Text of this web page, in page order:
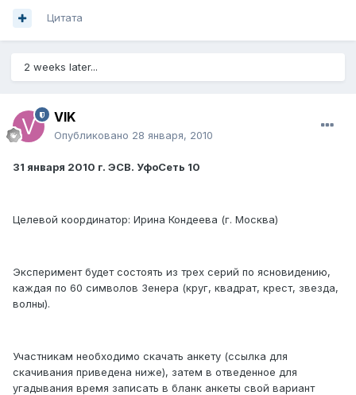
Цитата
2 weeks later...
VIK
Опубликовано 28 января, 2010
31 января 2010 г. ЭСВ. УфоСеть 10
Целевой координатор: Ирина Кондеева (г. Москва)
Эксперимент будет состоять из трех серий по ясновидению,
каждая по 60 символов Зенера (круг, квадрат, крест, звезда,
волны).
Участникам необходимо скачать анкету (ссылка для
скачивания приведена ниже), затем в отведенное для
угадывания время записать в бланк анкеты свой вариант